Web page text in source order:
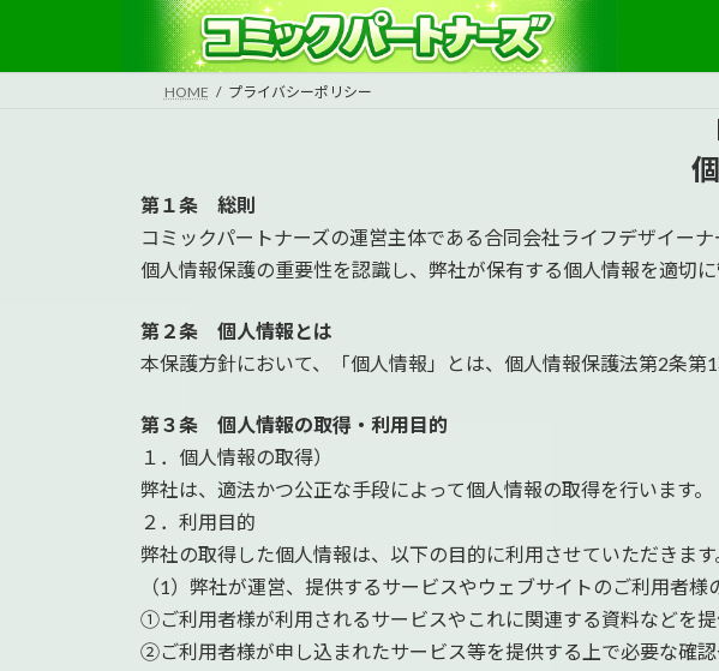
テ
ゲ
HOME プライバシーポリシー
第１条 総則
コミックパートナーズの運営主体である合同会社ライフデザイー
個人情報保護の重要性を認識し、弊社が保有する個人情報を適切
第２条 個人情報とは
本保護方針において、「個人情報」とは、個人情報保護法第2条第
第３条 個人情報の取得・利用目的
１．個人情報の取得）
弊社は、適法かつ公正な手段によって個人情報の取得を行います。
２．利用目的
弊社の取得した個人情報は、以下の目的に利用させていただきます
（1）弊社が運営、提供するサービスやウェブサイトのご利用者様
①ご利用者様が利用されるサービスやこれに関連する資料などを
②ご利用者様が申し込まれたサービス等を提供する上で必要な確